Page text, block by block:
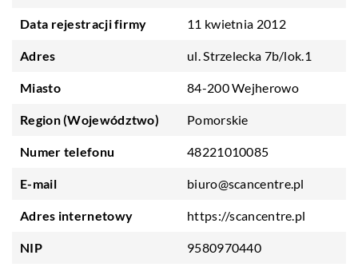
Data rejestracji firmy 11 kwietnia 2012
Adres ul. Strzelecka 7b/lok.1
Miasto 84-200 Wejherowo
Region (Województwo) Pomorskie
Numer telefonu 48221010085
E-mail biuro@scancentre.pl
Adres internetowy https://scancentre.pl
NIP 9580970440